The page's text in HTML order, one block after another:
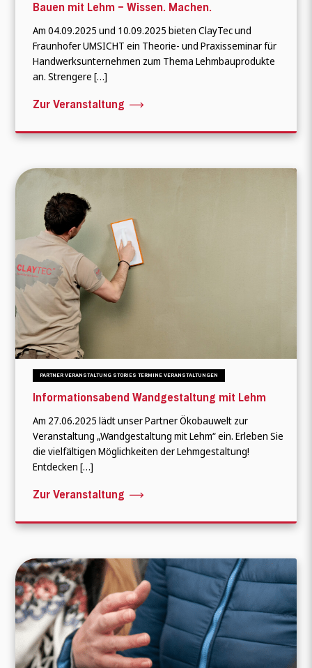
Bauen mit Lehm – Wissen. Machen.
Am 04.09.2025 und 10.09.2025 bieten ClayTec und
Fraunhofer UMSICHT ein Theorie- und Praxisseminar für
Handwerksunternehmen zum Thema Lehmbauprodukte
an. Strengere […]
Zur Veranstaltung
PARTNER VERANSTALTUNG STORIES TERMINE VERANSTALTUNGEN
Informationsabend Wandgestaltung mit Lehm
Am 27.06.2025 lädt unser Partner Ökobauwelt zur
Veranstaltung „Wandgestaltung mit Lehm“ ein. Erleben Sie
die vielfältigen Möglichkeiten der Lehmgestaltung!
Entdecken […]
Zur Veranstaltung